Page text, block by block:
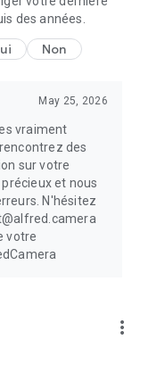
des années.
Non
May 25, 2026
vraiment
des
sur votre
et nous
N'hésitez
votre
more_vert